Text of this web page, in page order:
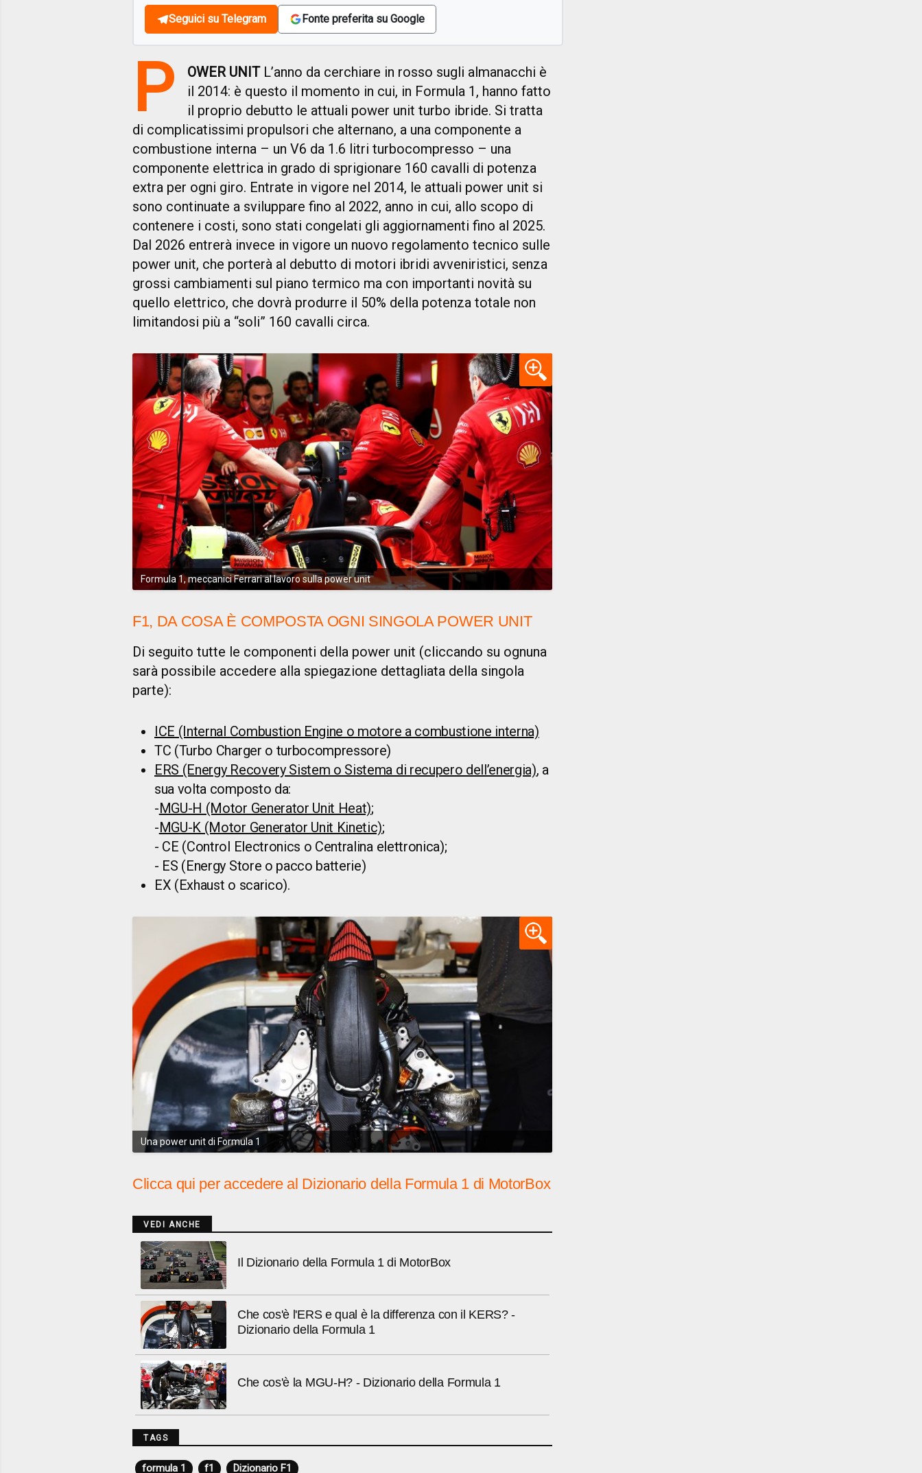
Seguici su Telegram Fonte preferita su Google
P OWER UNITL’anno da cerchiare in rosso sugli almanacchi è
il 2014: è questo il momento in cui, in Formula 1, hanno fatto
il proprio debutto le attuali power unit turbo ibride. Si tratta
di complicatissimi propulsori che alternano, a una componente a
combustione interna – un V6 da 1.6 litri turbocompresso – una
componente elettrica in grado di sprigionare 160 cavalli di potenza
extra per ogni giro. Entrate in vigore nel 2014, le attuali power unit si
sono continuate a sviluppare fino al 2022, anno in cui, allo scopo di
contenere i costi, sono stati congelati gli aggiornamenti fino al 2025.
Dal 2026 entrerà invece in vigore un nuovo regolamento tecnico sulle
power unit, che porterà al debutto di motori ibridi avveniristici, senza
grossi cambiamenti sul piano termico ma con importanti novità su
quello elettrico, che dovrà produrre il 50% della potenza totale non
limitandosi più a “soli” 160 cavalli circa.
Formula 1, meccanici Ferrari al lavoro sulla power unit
F1, DA COSA È COMPOSTA OGNI SINGOLA POWER UNIT
Di seguito tutte le componenti della power unit (cliccando su ognuna
sarà possibile accedere alla spiegazione dettagliata della singola
parte):
ICE (Internal Combustion Engine o motore a combustione interna)
TC (Turbo Charger o turbocompressore)
ERS (Energy Recovery Sistem o Sistema di recupero dell’energia), a
sua volta composto da:
-MGU-H (Motor Generator Unit Heat);
-MGU-K (Motor Generator Unit Kinetic);
- CE (Control Electronics o Centralina elettronica);
- ES (Energy Store o pacco batterie)
EX (Exhaust o scarico).
Una power unit di Formula 1
Clicca qui per accedere al Dizionario della Formula 1 di MotorBox
VEDI ANCHE
Il Dizionario della Formula 1 di MotorBox
Che cos'è l'ERS e qual è la differenza con il KERS? -
Dizionario della Formula 1
Che cos'è la MGU-H? - Dizionario della Formula 1
TAGS
formula 1 f1 Dizionario F1